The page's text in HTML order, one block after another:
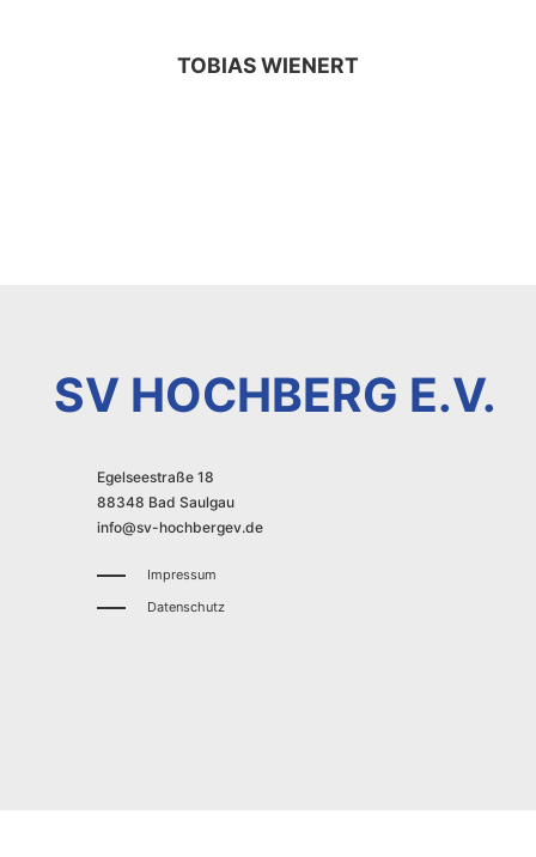
TOBIAS WIENERT
SV HOCHBERG E.V.
Egelseestraße 18
88348 Bad Saulgau
info@sv-hochbergev.de
Impressum
Datenschutz